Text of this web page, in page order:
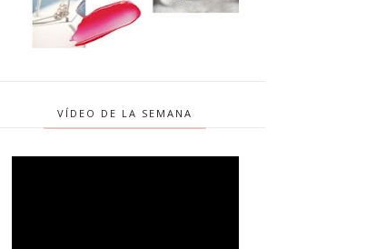
VÍDEO DE LA SEMANA